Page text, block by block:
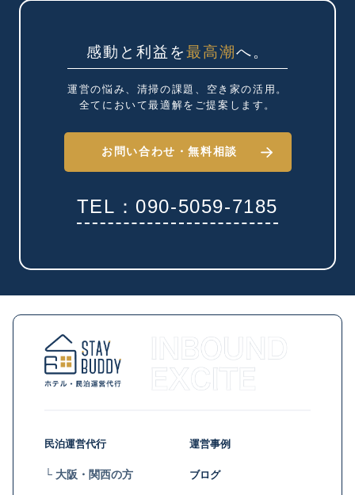
感動と利益を最高潮へ。
運営の悩み、清掃の課題、 空き家の活用。
全てにおいて最適解を ご提案します。
お問い合わせ・無料相談
TEL：090-5059-7185
民泊運営代行
└ 大阪・関西の方
運営事例
ブログ